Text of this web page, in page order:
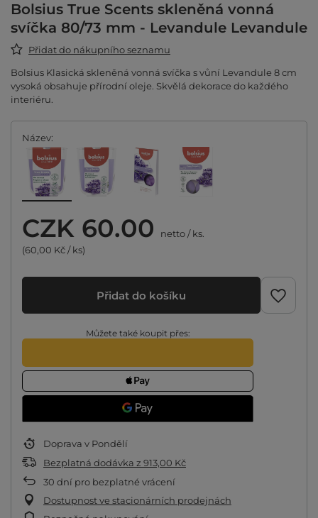
Bolsius True Scents skleněná vonná
svíčka 80/73 mm - Levandule Levandule
Přidat do nákupního seznamu
Bolsius Klasická skleněná vonná svíčka s vůní Levandule 8 cm
vysoká obsahuje přírodní oleje. Skvělá dekorace do každého
interiéru.
Název
CZK 60.00 netto/ks.
(60,00 Kč / ks)
Přidat do košíku
Můžete také koupit přes:
Doprava v Pondělí
Bezplatná dodávka z 913,00 Kč
30 dní pro bezplatné vrácení
Dostupnost ve stacionárních prodejnách